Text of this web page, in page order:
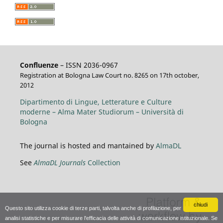
chiudi
Questo sito utilizza cookie di terze parti, talvolta anche di profilazione, per
analisi statistiche e per misurare l'efficacia delle attività di comunicazione istituzionale. Se
Confluenze– ISSN 2036-0967
Registration at Bologna Law Court no. 8265 on 17th october,
2012
Dipartimento di Lingue, Letterature e Culture
moderne – Alma Mater Studiorum – Università di
Bologna
The journal is hosted and mantained by AlmaDL
SeeAlmaDL JournalsCollection